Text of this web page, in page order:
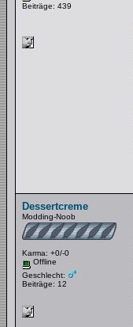
Beiträge: 439
Dessertcreme
Modding-Noob
Karma: +0/-0
Offline
Geschlecht:
Beiträge: 12